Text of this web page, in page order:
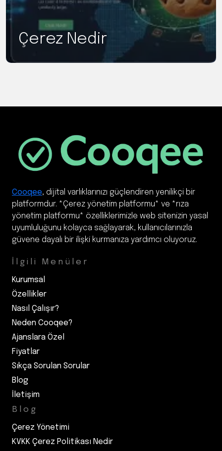
Çerez Nedir
Cooqee, dijital varlıklarınızı güçlendiren yenilikçi bir
platformdur. *Çerez yönetim platformu* ve *rıza
yönetim platformu* özelliklerimizle web sitenizin yasal
uyumluluğunu kolayca sağlayarak, kullanıcılarınızla
güvene dayalı bir ilişki kurmanıza yardımcı oluyoruz.
İlgili Menüler
Kurumsal
Özellikler
Nasıl Çalışır?
Neden Cooqee?
Ajanslara Özel
Fiyatlar
Sıkça Sorulan Sorular
Blog
İletişim
Blog
Çerez Yönetimi
KVKK Çerez Politikası Nedir